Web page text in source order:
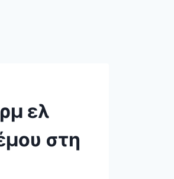
ελ
στη